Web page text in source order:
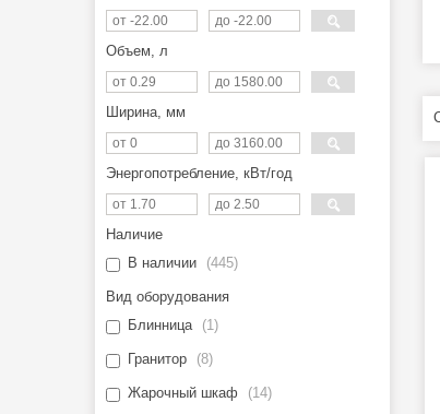
Объем, л
Ширина, мм
Энергопотребление, кВт/год
Наличие
В наличии
445
Вид оборудования
Блинница
1
Гранитор 8
Жарочный шкаф 14